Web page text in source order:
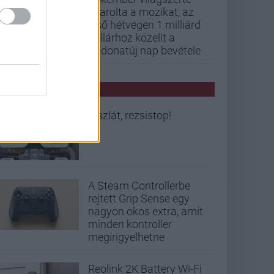
letarolta a mozikat, az
első hétvégén 1 milliárd
dollárhoz közelít a
Vadonatúj nap bevétele
Viszlát, rezsistop!
A Steam Controllerbe
rejtett Grip Sense egy
nagyon okos extra, amit
minden kontroller
megirigyelhetne
Reolink 2K Battery Wi-Fi